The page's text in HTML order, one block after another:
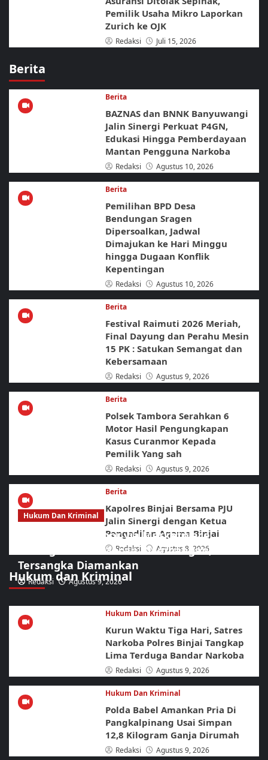
Pemilik Usaha Mikro Laporkan
Zurich ke OJK
Redaksi Juli 15, 2026
Berita
Berita
BAZNAS dan BNNK Banyuwangi
Jalin Sinergi Perkuat P4GN,
Edukasi Hingga Pemberdayaan
Mantan Pengguna Narkoba
Redaksi Agustus 10, 2026
Berita
Pemilihan BPD Desa
Bendungan Sragen
Dipersoalkan, Jadwal
Dimajukan ke Hari Minggu
hingga Dugaan Konflik
Kepentingan
Redaksi Agustus 10, 2026
Berita
Festival Raimuti 2026 Meriah,
Final Dayung dan Perahu Mesin
15 PK : Satukan Semangat dan
Kebersamaan
Redaksi Agustus 9, 2026
Berita
Polsek Tambora Serahkan 6
Motor Hasil Pengungkapan
Kasus Curanmor Kepada
Pemilik Yang sah
Redaksi Agustus 9, 2026
Berita
Kapolres Binjai Bersama PJU
Jalin Sinergi dengan Ketua
Pengadilan Agama Binjai
Redaksi Agustus 8, 2026
Hukum dan Kriminal
Hukum Dan Kriminal
Jaringan Curanmor via Marketplace
Dibongkar URC Macan Blambangan, Lima
Tersangka Diamankan
Redaksi Agustus 9, 2026
Hukum Dan Kriminal
Kurun Waktu Tiga Hari, Satres
Narkoba Polres Binjai Tangkap
Lima Terduga Bandar Narkoba
Redaksi Agustus 9, 2026
Hukum Dan Kriminal
Polda Babel Amankan Pria Di
Pangkalpinang Usai Simpan
12,8 Kilogram Ganja Dirumah
Redaksi Agustus 9, 2026